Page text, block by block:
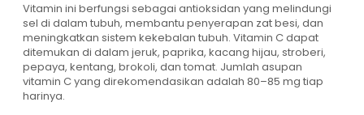
Vitamin ini berfungsi sebagai antioksidan yang melindungi
sel di dalam tubuh, membantu penyerapan zat besi, dan
meningkatkan sistem kekebalan tubuh. Vitamin C dapat
ditemukan di dalam jeruk, paprika, kacang hijau, stroberi,
pepaya, kentang, brokoli, dan tomat. Jumlah asupan
vitamin C yang direkomendasikan adalah 80–85 mg tiap
harinya.